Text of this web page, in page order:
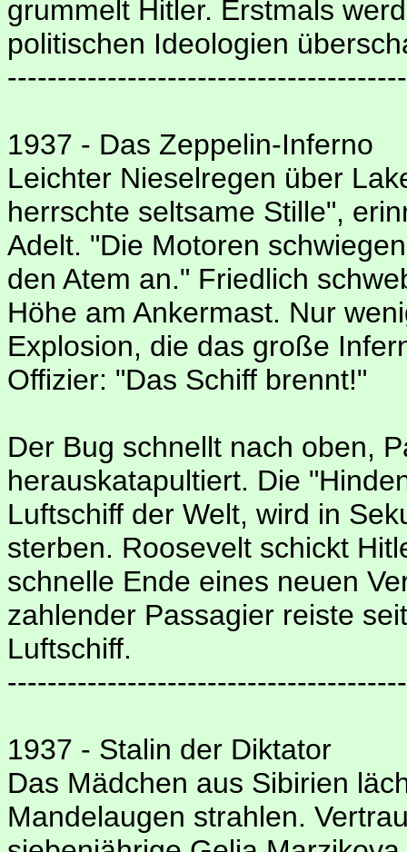
grummelt Hitler. Erstmals
politischen Ideologien
1937 - Das Zeppelin-Inferno
Leichter Nieselregen über
herrschte seltsame Stille",
Adelt. "Die Motoren
den Atem an." Friedlich
Höhe am Ankermast. Nur
Explosion, die das große
Offizier: "Das Schiff brennt!"
Der Bug schnellt nach oben,
herauskatapultiert. Die
Luftschiff der Welt, wird in
sterben. Roosevelt schickt
schnelle Ende eines neuen
zahlender Passagier reiste
Luftschiff.
1937 - Stalin der Diktator
Das Mädchen aus Sibirien
Mandelaugen strahlen.